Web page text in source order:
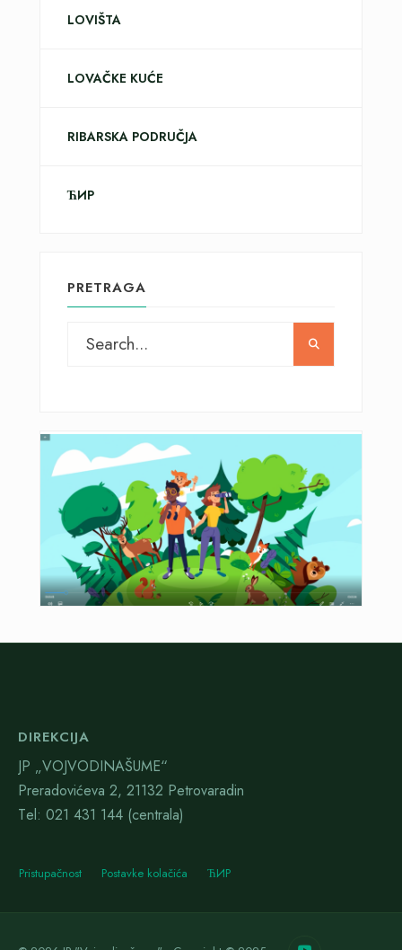
LOVIŠTA
LOVAČKE KUĆE
RIBARSKA PODRUČJA
ЋИР
PRETRAGA
DIREKCIJA
JP „VOJVODINAŠUME“
Preradovićeva 2, 21132 Petrovaradin
Тel: 021 431 144 (centrala)
Pristupačnost Postavke kolačića ЋИР